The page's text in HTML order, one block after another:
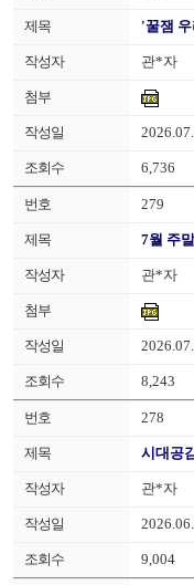
'꿀잼
관*자
6,736
279
7월 주
관*자
8,243
278
시대공
관*자
9,004